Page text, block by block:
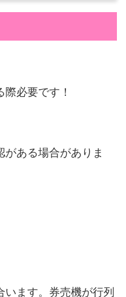
必要です！
がある場合がありま
ます。券売機が行列